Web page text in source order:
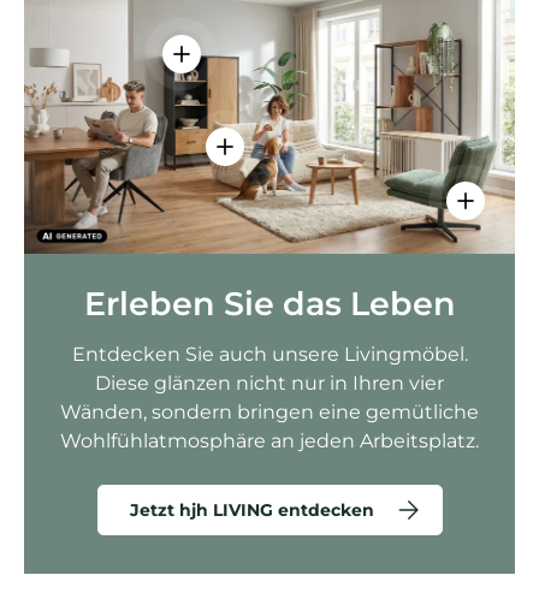
Einzelheiten anzeigen - AMIO H -
Einzelheiten anzeigen - Sitzolo 2
Erleben Sie das Leben
Entdecken Sie auch unsere Livingmöbel.
Diese glänzen nicht nur in Ihren vier
Wänden, sondern bringen eine gemütliche
Wohlfühlatmosphäre an jeden Arbeitsplatz.
Jetzt hjh LIVING entdecken